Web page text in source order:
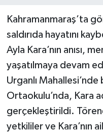
Kahramanmaraş’ta
saldırıda hayatını
Ayla Kara’nın anısı,
yaşatılmaya devam
Urganlı
Ortaokulu’nda, Kara
gerçekleştirildi.
yetkililer ve Kara’nın